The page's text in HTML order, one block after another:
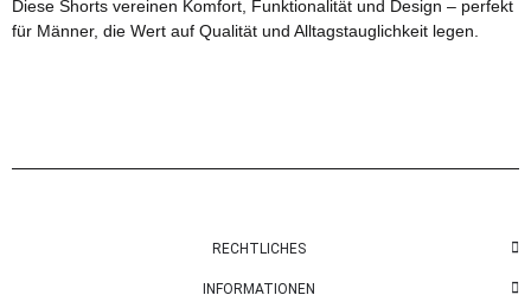
Diese Shorts vereinen Komfort, Funktionalität und Design – perfekt
für Männer, die Wert auf Qualität und Alltagstauglichkeit legen.
RECHTLICHES
INFORMATIONEN